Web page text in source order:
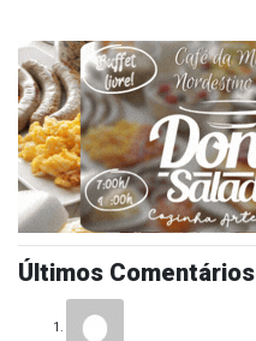
Últimos Comentários